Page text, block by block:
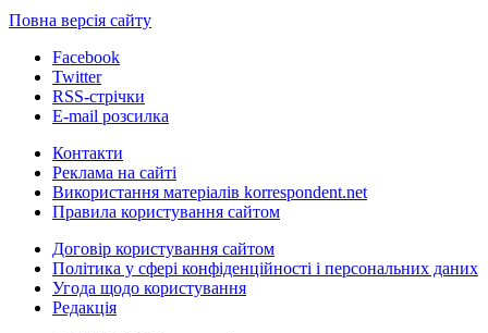
Повна версія сайту
Facebook
Twitter
RSS-стрічки
E-mail розсилка
Контакти
Реклама на сайті
Використання матеріалів korrespondent.net
Правила користування сайтом
Договір користування сайтом
Політика у сфері конфіденційності і персональних даних
Угода щодо користування
Редакція